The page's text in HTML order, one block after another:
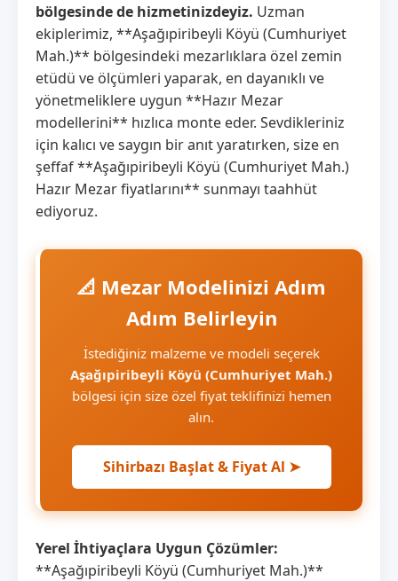
bölgesinde de hizmetinizdeyiz. Uzman
ekiplerimiz, **Aşağıpiribeyli Köyü (Cumhuriyet
Mah.)** bölgesindeki mezarlıklara özel zemin
etüdü ve ölçümleri yaparak, en dayanıklı ve
yönetmeliklere uygun **Hazır Mezar
modellerini** hızlıca monte eder. Sevdikleriniz
için kalıcı ve saygın bir anıt yaratırken, size en
şeffaf **Aşağıpiribeyli Köyü (Cumhuriyet Mah.)
Hazır Mezar fiyatlarını** sunmayı taahhüt
ediyoruz.
📐 Mezar Modelinizi Adım
Adım Belirleyin
İstediğiniz malzeme ve modeli seçerek
Aşağıpiribeyli Köyü (Cumhuriyet Mah.)
bölgesi için size özel fiyat teklifinizi hemen
alın.
Sihirbazı Başlat & Fiyat Al ➤
Yerel İhtiyaçlara Uygun Çözümler:
**Aşağıpiribeyli Köyü (Cumhuriyet Mah.)**